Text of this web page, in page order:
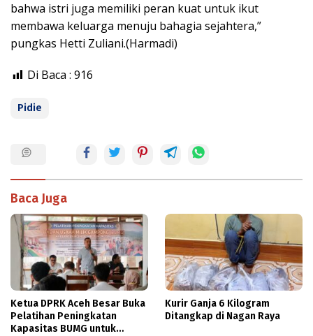
bahwa istri juga memiliki peran kuat untuk ikut
membawa keluarga menuju bahagia sejahtera,”
pungkas Hetti Zuliani.(Harmadi)
Di Baca : 916
Pidie
Baca Juga
Ketua DPRK Aceh Besar Buka
Pelatihan Peningkatan
Kapasitas BUMG untuk
Kurir Ganja 6 Kilogram
Ditangkap di Nagan Raya